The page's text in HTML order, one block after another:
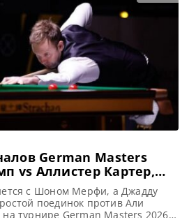
German Masters
vs Аллистер Картер,
Шон Мерфи
с Шоном Мерфи, а Джадду
поединок против Али
турнире German Masters 2026 в